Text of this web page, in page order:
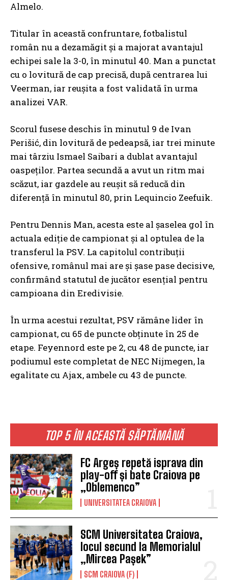
TOP 5 ÎN ACEASTĂ SĂPTĂMÂNĂ
FC Argeș repetă isprava din
play-off și bate Craiova pe
„Oblemenco”
UNIVERSITATEA CRAIOVA
SCM Universitatea Craiova,
locul secund la Memorialul
„Mircea Pașek”
SCM CRAIOVA (F)
Almelo.
Titular în această confruntare, fotbalistul
român nu a dezamăgit și a majorat avantajul
echipei sale la 3-0, în minutul 40. Man a punctat
cu o lovitură de cap precisă, după centrarea lui
Veerman, iar reușita a fost validată în urma
analizei VAR.
Scorul fusese deschis în minutul 9 de Ivan
Perišić, din lovitură de pedeapsă, iar trei minute
mai târziu Ismael Saibari a dublat avantajul
oaspeților. Partea secundă a avut un ritm mai
scăzut, iar gazdele au reușit să reducă din
diferență în minutul 80, prin Lequincio Zeefuik.
Pentru Dennis Man, acesta este al șaselea gol în
actuala ediție de campionat și al optulea de la
transferul la PSV. La capitolul contribuții
ofensive, românul mai are și șase pase decisive,
confirmând statutul de jucător esențial pentru
campioana din Eredivisie.
În urma acestui rezultat, PSV rămâne lider în
campionat, cu 65 de puncte obținute în 25 de
etape. Feyennord este pe 2, cu 48 de puncte, iar
podiumul este completat de NEC Nijmegen, la
egalitate cu Ajax, ambele cu 43 de puncte.